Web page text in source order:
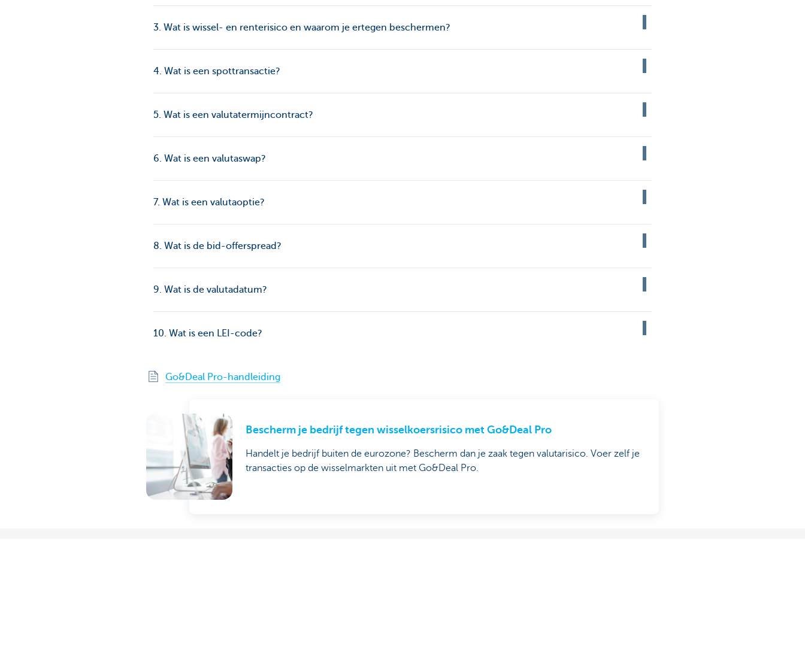
3. Wat is wissel- en renterisico en waarom je ertegen beschermen?
4. Wat is een spottransactie?
5. Wat is een valutatermijncontract?
6. Wat is een valutaswap?
7. Wat is een valutaoptie?
8. Wat is de bid-offerspread?
9. Wat is de valutadatum?
10. Wat is een LEI-code?
Go&Deal Pro-handleiding
Bescherm je bedrijf tegen wisselkoersrisico met Go&Deal Pro
Handelt je bedrijf buiten de eurozone? Bescherm dan je zaak tegen valutarisico. Voer zelf je
transacties op de wisselmarkten uit met Go&Deal Pro.